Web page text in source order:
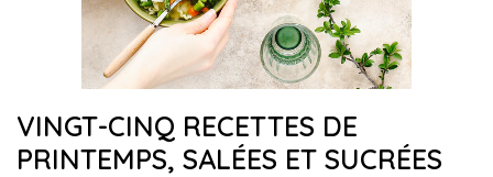
VINGT-CINQ RECETTES DE
PRINTEMPS, SALÉES ET SUCRÉES